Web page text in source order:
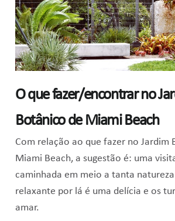
O que fazer/encontrar no
Botânico de Miami Beach
Com relação ao que fazer no Jardim
Miami Beach, a sugestão é: uma
caminhada em meio a tanta
relaxante por lá é uma delícia e os
amar.